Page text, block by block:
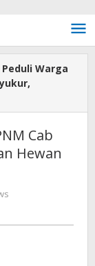
Peduli Warga
Cab
Hewan